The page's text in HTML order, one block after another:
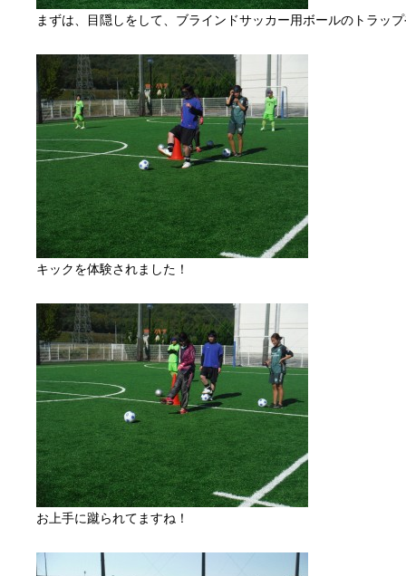
まずは、目隠しをして、ブラインドサッカー用ボールのトラッ
キックを体験されました！
お上手に蹴られてますね！